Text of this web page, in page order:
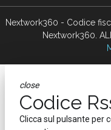
Nextwork360 - Codice
Nextwork360.
close
Codice
Clicca sul pulsante per